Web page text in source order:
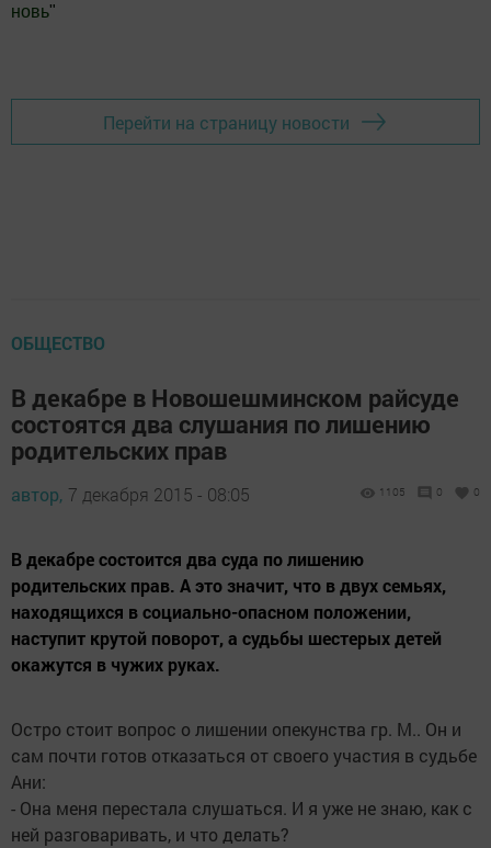
новь"
Перейти на страницу новости
ОБЩЕСТВО
В декабре в Новошешминском райсуде
состоятся два слушания по лишению
родительских прав
автор, 7 декабря 2015 - 08:05 1105 0 0
В декабре состоится два суда по лишению
родительских прав. А это значит, что в двух семьях,
находящихся в социально-опасном положении,
наступит крутой поворот, а судьбы шестерых детей
окажутся в чужих руках.
Остро стоит вопрос о лишении опекунства гр. М.. Он и
сам почти готов отказаться от своего участия в судьбе
Ани:
- Она меня перестала слушаться. И я уже не знаю, как с
ней разговаривать, и что делать?